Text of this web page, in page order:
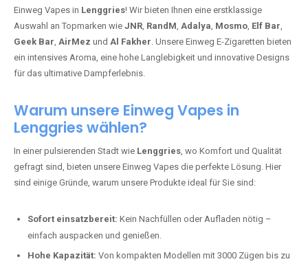
Einweg Vapes in Lenggries! Wir bieten Ihnen eine erstklassige
Auswahl an Topmarken wie JNR, RandM, Adalya, Mosmo, Elf Bar,
Geek Bar, AirMez und Al Fakher. Unsere Einweg E-Zigaretten bieten
ein intensives Aroma, eine hohe Langlebigkeit und innovative Designs
für das ultimative Dampferlebnis.
Warum unsere Einweg Vapes in
Lenggries wählen?
In einer pulsierenden Stadt wie Lenggries, wo Komfort und Qualität
gefragt sind, bieten unsere Einweg Vapes die perfekte Lösung. Hier
sind einige Gründe, warum unsere Produkte ideal für Sie sind:
Sofort einsatzbereit: Kein Nachfüllen oder Aufladen nötig –
einfach auspacken und genießen.
Hohe Kapazität: Von kompakten Modellen mit 3000 Zügen bis zu